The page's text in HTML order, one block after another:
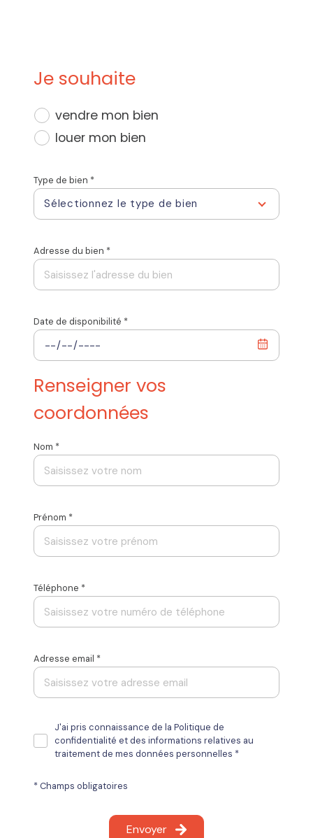
Je souhaite
vendre mon bien
louer mon bien
Type de bien *
Sélectionnez le type de bien
Adresse du bien *
Date de disponibilité *
Renseigner vos
coordonnées
Nom *
Prénom *
Téléphone *
Adresse email *
J'ai pris connaissance de la Politique de
confidentialité et des informations relatives au
traitement de mes données personnelles *
* Champs obligatoires
Envoyer